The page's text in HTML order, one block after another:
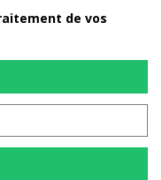
depuis 2008
de vos